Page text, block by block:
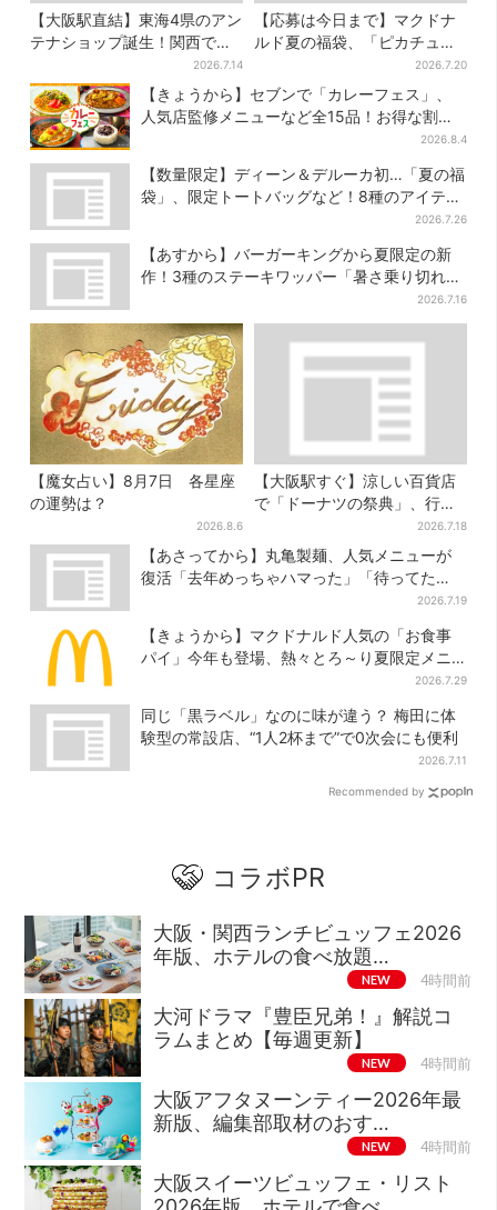
【大阪駅直結】東海4県のアン
テナショップ誕生！関西では
ここでしか買えない限定グル
メも
2026.7.14
【応募は今日まで】マクドナ
ルド夏の福袋、「ピカチュウ
のポテトタイマー」などグッ
ズ3品＆商品券付きで3900円
2026.7.20
【きょうから】セブンで「カレーフェス」、
人気店監修メニューなど全15品！お得な割引
2026.8.4
【数量限定】ディーン＆デルーカ初…「夏の福
袋」、限定トートバッグなど！8種のアイテム
2026.7.26
【あすから】バーガーキングから夏限定の新
作！3種のステーキワッパー「暑さ乗り切れそ
2026.7.16
【魔女占い】8月7日 各星座
の運勢は？
2026.8.6
【大阪駅すぐ】涼しい百貨店
で「ドーナツの祭典」、行列
店の“できたて”＆限定メニュ
ーも
2026.7.18
【あさってから】丸亀製麺、人気メニューが
復活「去年めっちゃハマった」「待ってた
2026.7.19
【きょうから】マクドナルド人気の「お食事
パイ」今年も登場、熱々とろ～り夏限定メニ
2026.7.29
同じ「黒ラベル」なのに味が違う？ 梅田に体
験型の常設店、“1人2杯まで”で0次会にも便利
2026.7.11
Recommended by
コラボPR
大阪・関西ランチビュッフェ2026
年版、ホテルの食べ放題…
NEW 4時間前
大河ドラマ『豊臣兄弟！』解説コ
ラムまとめ【毎週更新】
NEW 4時間前
大阪アフタヌーンティー2026年最
新版、編集部取材のおす…
NEW 4時間前
大阪スイーツビュッフェ・リスト